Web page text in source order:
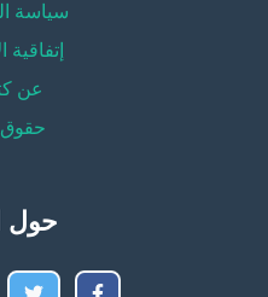
سياسة
إتفاقية
عن
حقوق
حول